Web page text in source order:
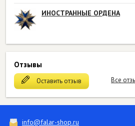
ИНОСТРАННЫЕ ОРДЕНА
Отзывы
Оставить отзыв Все
info@falar-shop.ru